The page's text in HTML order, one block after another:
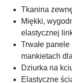
Tkanina
Miękki,
elastycznej
Trwałe
mankietach
Dziurka na
Elastyczne